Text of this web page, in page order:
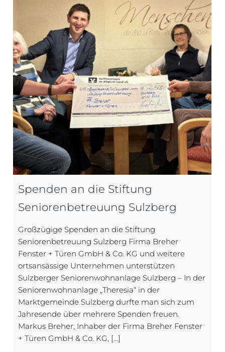
Spenden an die Stiftung
Seniorenbetreuung Sulzberg
Großzügige Spenden an die Stiftung
Seniorenbetreuung Sulzberg Firma Breher
Fenster + Türen GmbH & Co. KG und weitere
ortsansässige Unternehmen unterstützen
Sulzberger Seniorenwohnanlage Sulzberg – In der
Seniorenwohnanlage „Theresia“ in der
Marktgemeinde Sulzberg durfte man sich zum
Jahresende über mehrere Spenden freuen.
Markus Breher, Inhaber der Firma Breher Fenster
+ Türen GmbH & Co. KG, […]